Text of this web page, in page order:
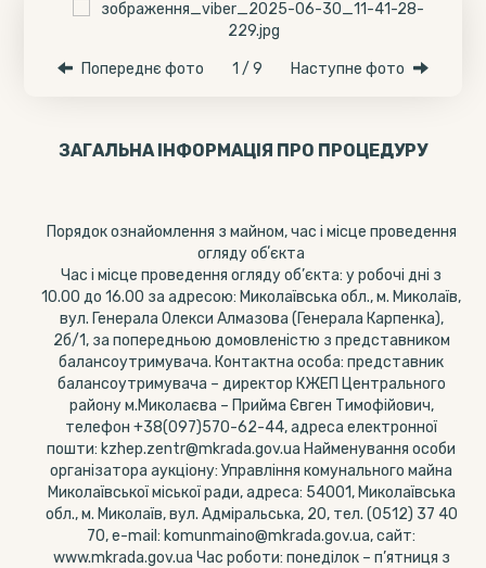
Попереднє фото 1 / 9 Наступне фото
ЗАГАЛЬНА ІНФОРМАЦІЯ ПРО ПРОЦЕДУРУ
Порядок ознайомлення з майном, час і місце проведення
огляду обʼєкта
Час і місце проведення огляду об’єкта: у робочі дні з
10.00 до 16.00 за адресою: Миколаївська обл., м. Миколаїв,
вул. Генерала Олекси Алмазова (Генерала Карпенка),
2б/1, за попередньою домовленістю з представником
балансоутримувача. Контактна особа: представник
балансоутримувача – директор КЖЕП Центрального
району м.Миколаєва – Прийма Євген Тимофійович,
телефон +38(097)570-62-44, адреса електронної
пошти: kzhep.zentr@mkrada.gov.ua Найменування особи
організатора аукціону: Управління комунального майна
Миколаївської міської ради, адреса: 54001, Миколаївська
обл., м. Миколаїв, вул. Адміральська, 20, тел. (0512) 37 40
70, e-mail: komunmaino@mkrada.gov.ua, сайт:
www.mkrada.gov.ua Час роботи: понеділок – п’ятниця з